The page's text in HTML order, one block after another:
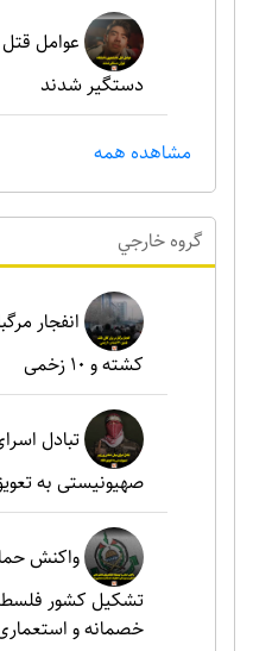
عوامل
دستگیر شدند
مشاهده همه
گروه خارجي
کشته و ۱۰ زخمی
تبادل
صهیونیستی به
واکنش
تشکیل کشور
خصمانه و